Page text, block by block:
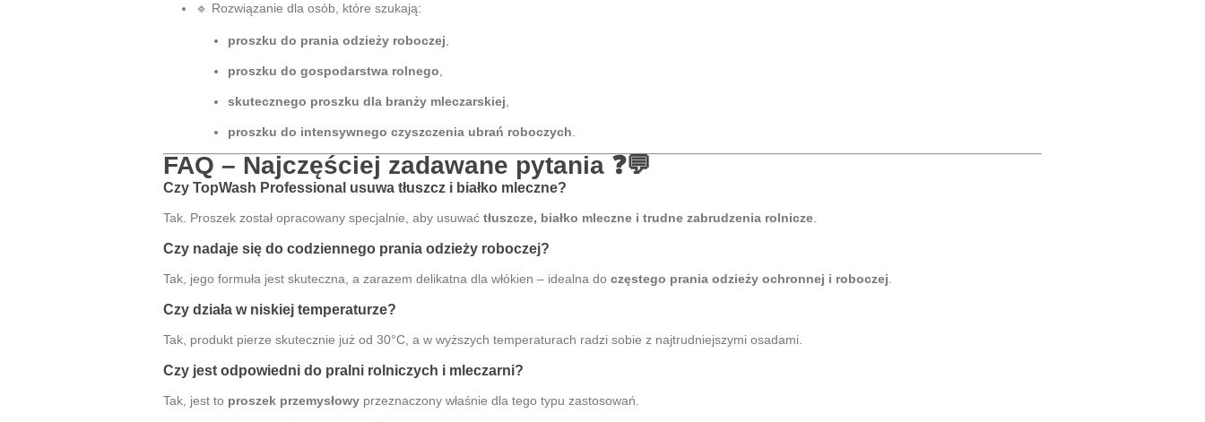
🔹 Rozwiązanie dla osób, które szukają:
proszku do prania odzieży roboczej,
proszku do gospodarstwa rolnego,
skutecznego proszku dla branży mleczarskiej,
proszku do intensywnego czyszczenia ubrań roboczych.
FAQ – Najczęściej zadawane pytania ❓💬
Czy TopWash Professional usuwa tłuszcz i białko mleczne?
Tak. Proszek został opracowany specjalnie, aby usuwać tłuszcze, białko mleczne i trudne zabrudzenia rolnicze.
Czy nadaje się do codziennego prania odzieży roboczej?
Tak, jego formuła jest skuteczna, a zarazem delikatna dla włókien – idealna do częstego prania odzieży ochronnej i roboczej.
Czy działa w niskiej temperaturze?
Tak, produkt pierze skutecznie już od 30°C, a w wyższych temperaturach radzi sobie z najtrudniejszymi osadami.
Czy jest odpowiedni do pralni rolniczych i mleczarni?
Tak, jest to proszek przemysłowy przeznaczony właśnie dla tego typu zastosowań.